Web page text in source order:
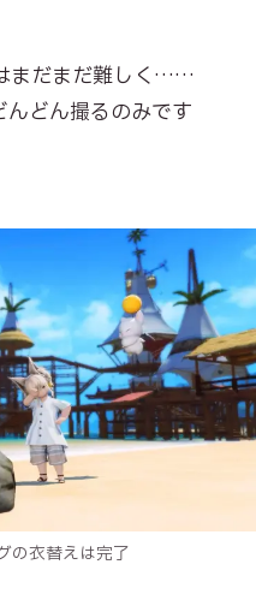
まだまだ難しく……
んどん撮るのみです
の衣替えは完了